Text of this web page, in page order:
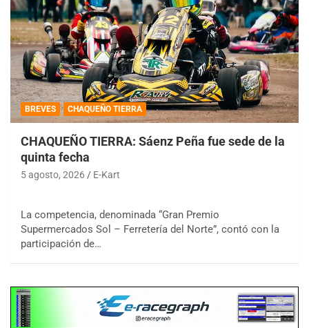
BREVES CHAQUEÑO TIERRA
CHAQUEÑO TIERRA: Sáenz Peña fue sede de la
quinta fecha
5 agosto, 2026 E-Kart
La competencia, denominada “Gran Premio
Supermercados Sol – Ferretería del Norte”, contó con la
participación de…